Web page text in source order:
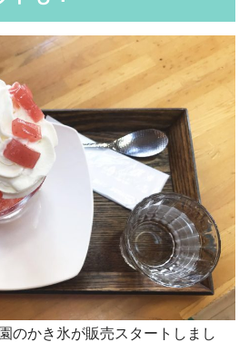
のかき氷が販売スタートしまし